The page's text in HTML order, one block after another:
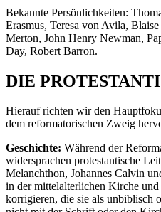
Bekannte Persönlichkeiten:
Erasmus, Teresa von Avila,
Merton, John Henry Newman,
Day, Robert Barron.
DIE
Hierauf richten wir den
dem reformatorischen Zweig
Geschichte: Während der
widersprachen protestantische
Melanchthon, Johannes Calvin
in der mittelalterlichen Kirche
korrigieren, die sie als unbiblisch